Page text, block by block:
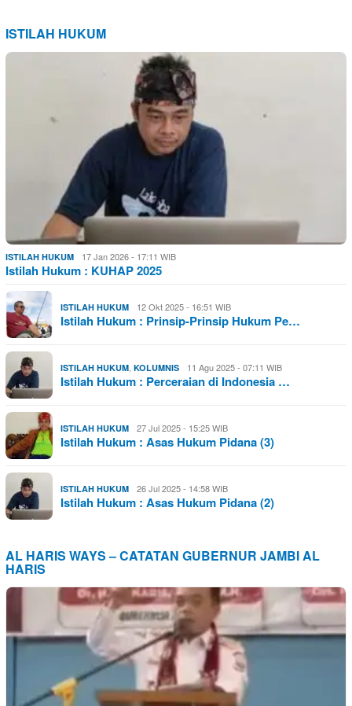
ISTILAH HUKUM
ISTILAH HUKUM 17 Jan 2026 - 17:11 WIB
Istilah Hukum : KUHAP 2025
ISTILAH HUKUM 12 Okt 2025 - 16:51 WIB
Istilah Hukum : Prinsip-Prinsip Hukum Pe…
ISTILAH HUKUM, KOLUMNIS 11 Agu 2025 - 07:11 WIB
Istilah Hukum : Perceraian di Indonesia …
ISTILAH HUKUM 27 Jul 2025 - 15:25 WIB
Istilah Hukum : Asas Hukum Pidana (3)
ISTILAH HUKUM 26 Jul 2025 - 14:58 WIB
Istilah Hukum : Asas Hukum Pidana (2)
AL HARIS WAYS – CATATAN GUBERNUR JAMBI AL
HARIS